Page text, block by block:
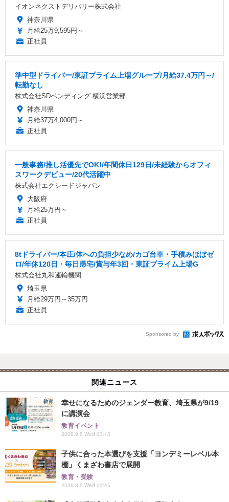
イオンネクストデリバリー株式会社
神奈川県
月給25万9,595円～
正社員
準中型ドライバー/東証プライム上場グループ/月給37.4万円～/
転勤なし
株式会社SDベンディング 横浜営業部
神奈川県
月給37万4,000円～
正社員
一般事務/推し活優先でOK!/年間休日129日/未経験からオフィ
スワークデビュー/20代活躍中
株式会社エクシードジャパン
大阪府
月給25万円～
正社員
8tドライバー/本庄/体への負担少なめ/カゴ台車・手積みほぼゼ
ロ/年休120日・毎日帰宅/賞与年3回・東証プライム上場G
株式会社丸和運輸機関
埼玉県
月給29万円～35万円
正社員
Sponsored by
関連ニュース
幸せになるためのジェンダー教育、埼玉県が9/19
に講演会
教育イベント
2026.8.5 Wed 23:15
子供に合った本選びを支援「ヨンデミーレベル本
棚」くまざわ書店で展開
教育・受験
2026.8.5 Wed 23:45